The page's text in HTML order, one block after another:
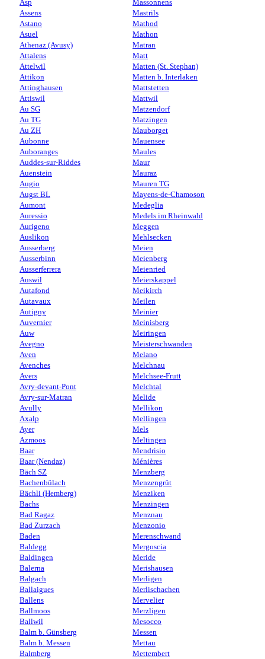
Asp
Assens
Astano
Asuel
Athenaz (Avusy)
Attalens
Attelwil
Attikon
Attinghausen
Attiswil
Au SG
Au TG
Au ZH
Aubonne
Auboranges
Auddes-sur-Riddes
Auenstein
Augio
Augst BL
Aumont
Auressio
Aurigeno
Auslikon
Ausserberg
Ausserbinn
Ausserferrera
Auswil
Autafond
Autavaux
Autigny
Auvernier
Auw
Avegno
Aven
Avenches
Avers
Avry-devant-Pont
Avry-sur-Matran
Avully
Axalp
Ayer
Azmoos
Baar
Baar (Nendaz)
Bäch SZ
Bachenbülach
Bächli (Hemberg)
Bachs
Bad Ragaz
Bad Zurzach
Baden
Baldegg
Baldingen
Balerna
Balgach
Ballaigues
Ballens
Ballmoos
Ballwil
Balm b. Günsberg
Balm b. Messen
Balmberg
Massonnens
Mastrils
Mathod
Mathon
Matran
Matt
Matten (St. Stephan)
Matten b. Interlaken
Mattstetten
Mattwil
Matzendorf
Matzingen
Mauborget
Mauensee
Maules
Maur
Mauraz
Mauren TG
Mayens-de-Chamoson
Medeglia
Medels im Rheinwald
Meggen
Mehlsecken
Meien
Meienberg
Meienried
Meierskappel
Meikirch
Meilen
Meinier
Meinisberg
Meiringen
Meisterschwanden
Melano
Melchnau
Melchsee-Frutt
Melchtal
Melide
Mellikon
Mellingen
Mels
Meltingen
Mendrisio
Ménières
Menzberg
Menzengrüt
Menziken
Menzingen
Menznau
Menzonio
Merenschwand
Mergoscia
Meride
Merishausen
Merligen
Merlischachen
Mervelier
Merzligen
Mesocco
Messen
Mettau
Mettembert